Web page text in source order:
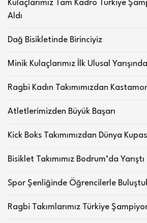
Kulaçlarımız Tam Kadro Türkiye
Aldı
Dağ Bisikletinde Birinciyiz
Minik Kulaçlarımız İlk Ulusal
Ragbi Kadın Takımımızdan
Atletlerimizden Büyük Başarı
Kick Boks Takımımızdan Dünya
Bisiklet Takımımız Bodrum’da Yarıştı
Spor Şenliğinde Öğrencilerle
Ragbi Takımlarımız Türkiye